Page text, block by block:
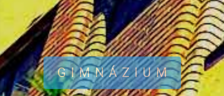
GIMNÁZIUM